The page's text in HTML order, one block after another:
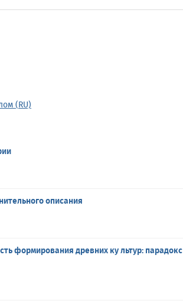
(RU)
описания
формирования древних ку льтур: парадокс